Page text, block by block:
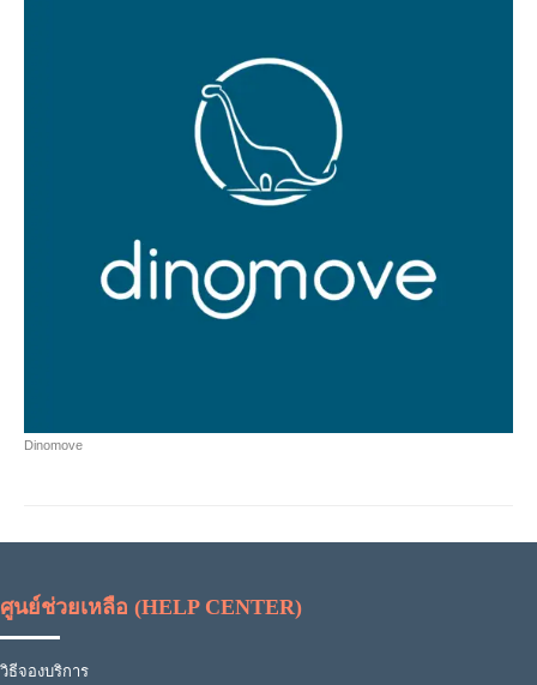
Dinomove
ศูนย์ช่วยเหลือ (HELP CENTER)
วิธีจองบริการ